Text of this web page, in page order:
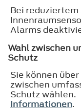
Bei reduziertem
Alarms
Wahl zwischen
Schutz
Sie können
zwischen
Schutz wählen.
Informationen.